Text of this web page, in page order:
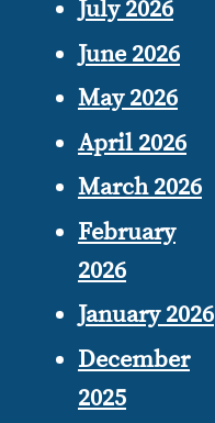
July 2026
June 2026
May 2026
April 2026
March 2026
February
2026
January 2026
December
2025